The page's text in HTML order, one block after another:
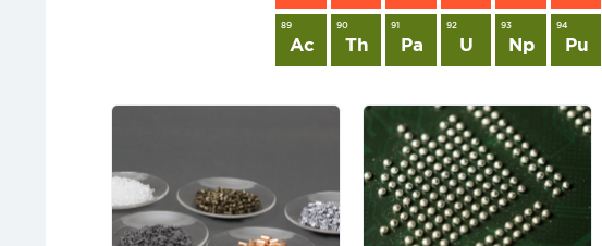
89
Ac
90
Th
91
Pa
92
U
93
Np
94
Pu